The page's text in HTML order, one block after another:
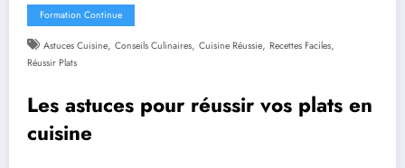
Formation Continue
Astuces Cuisine, Conseils Culinaires, Cuisine Réussie, Recettes Faciles,
Réussir Plats
Les astuces pour réussir vos plats en
cuisine